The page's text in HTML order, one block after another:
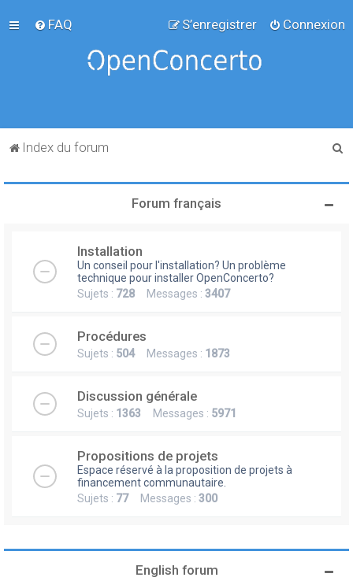
FAQ Connexion
S’enregistrer
Index du forum
Forum français
Installation
Un conseil pour l'installation? Un problème
technique pour installer OpenConcerto?
Sujets : 728 Messages : 3407
Procédures
Sujets : 504Messages : 1873
Discussion générale
Sujets : 1363 Messages : 5971
Propositions de projets
Espace réservé à la proposition de projets à
financement communautaire.
Sujets : 77Messages : 300
English forum